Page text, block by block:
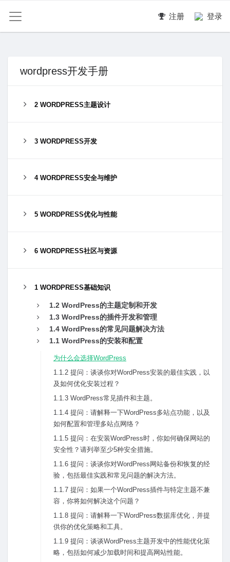
注册 登录
wordpress开发手册
2 WORDPRESS主题设计
3 WORDPRESS开发
4 WORDPRESS安全与维护
5 WORDPRESS优化与性能
6 WORDPRESS社区与资源
1 WORDPRESS基础知识
1.2 WordPress的主题定制和开发
1.3 WordPress的插件开发和管理
1.4 WordPress的常见问题解决⽅法
1.1 WordPress的安装和配置
为什么会选择WordPress
1.1.2 提问：谈谈你对WordPress安装的最佳实践，以
及如何优化安装过程？
1.1.3 WordPress常见插件和主题。
1.1.4 提问：请解释⼀下WordPress多站点功能，以及
如何配置和管理多站点⽹络？
1.1.5 提问：在安装WordPress时，你如何确保⽹站的
安全性？请列举⾄少5种安全措施。
1.1.6 提问：谈谈你对WordPress⽹站备份和恢复的经
验，包括最佳实践和常见问题的解决⽅法。
1.1.7 提问：如果⼀个WordPress插件与特定主题不兼
容，你将如何解决这个问题？
1.1.8 提问：请解释⼀下WordPress数据库优化，并提
供你的优化策略和⼯具。
1.1.9 提问：谈谈WordPress主题开发中的性能优化策
略，包括如何减少加载时间和提⾼⽹站性能。